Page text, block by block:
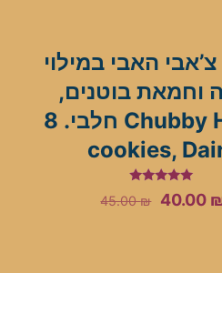
צ’אבי האבי במילוי
וחמאת בוטנים,
חלבי. 8 Chubby Hubby
cookies,
Rated
5.00
45.00₪
Original
40.00